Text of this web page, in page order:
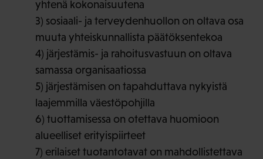
yhtenä kokonaisuutena
3) sosiaali- ja terveydenhuollon on oltava osa
muuta yhteiskunnallista päätöksentekoa
4) järjestämis- ja rahoitusvastuun on oltava
samassa organisaatiossa
5) järjestämisen on tapahduttava nykyistä
laajemmilla väestöpohjilla
6) tuottamisessa on otettava huomioon
alueelliset erityispiirteet
7) erilaiset tuotantotavat on mahdollistettava